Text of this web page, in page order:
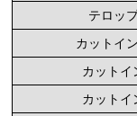
テロッ
カットイ
カットイ
カットイ